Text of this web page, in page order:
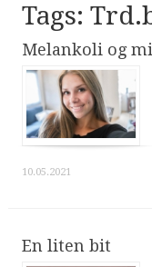
Tags:
Melankoli og
10.05.2021
En liten bit